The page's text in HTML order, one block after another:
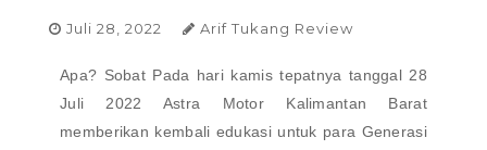
Juli 28, 2022 Arif Tukang Review
Apa? Sobat Pada hari kamis tepatnya tanggal 28
Juli 2022 Astra Motor Kalimantan Barat
memberikan kembali edukasi untuk para Generasi